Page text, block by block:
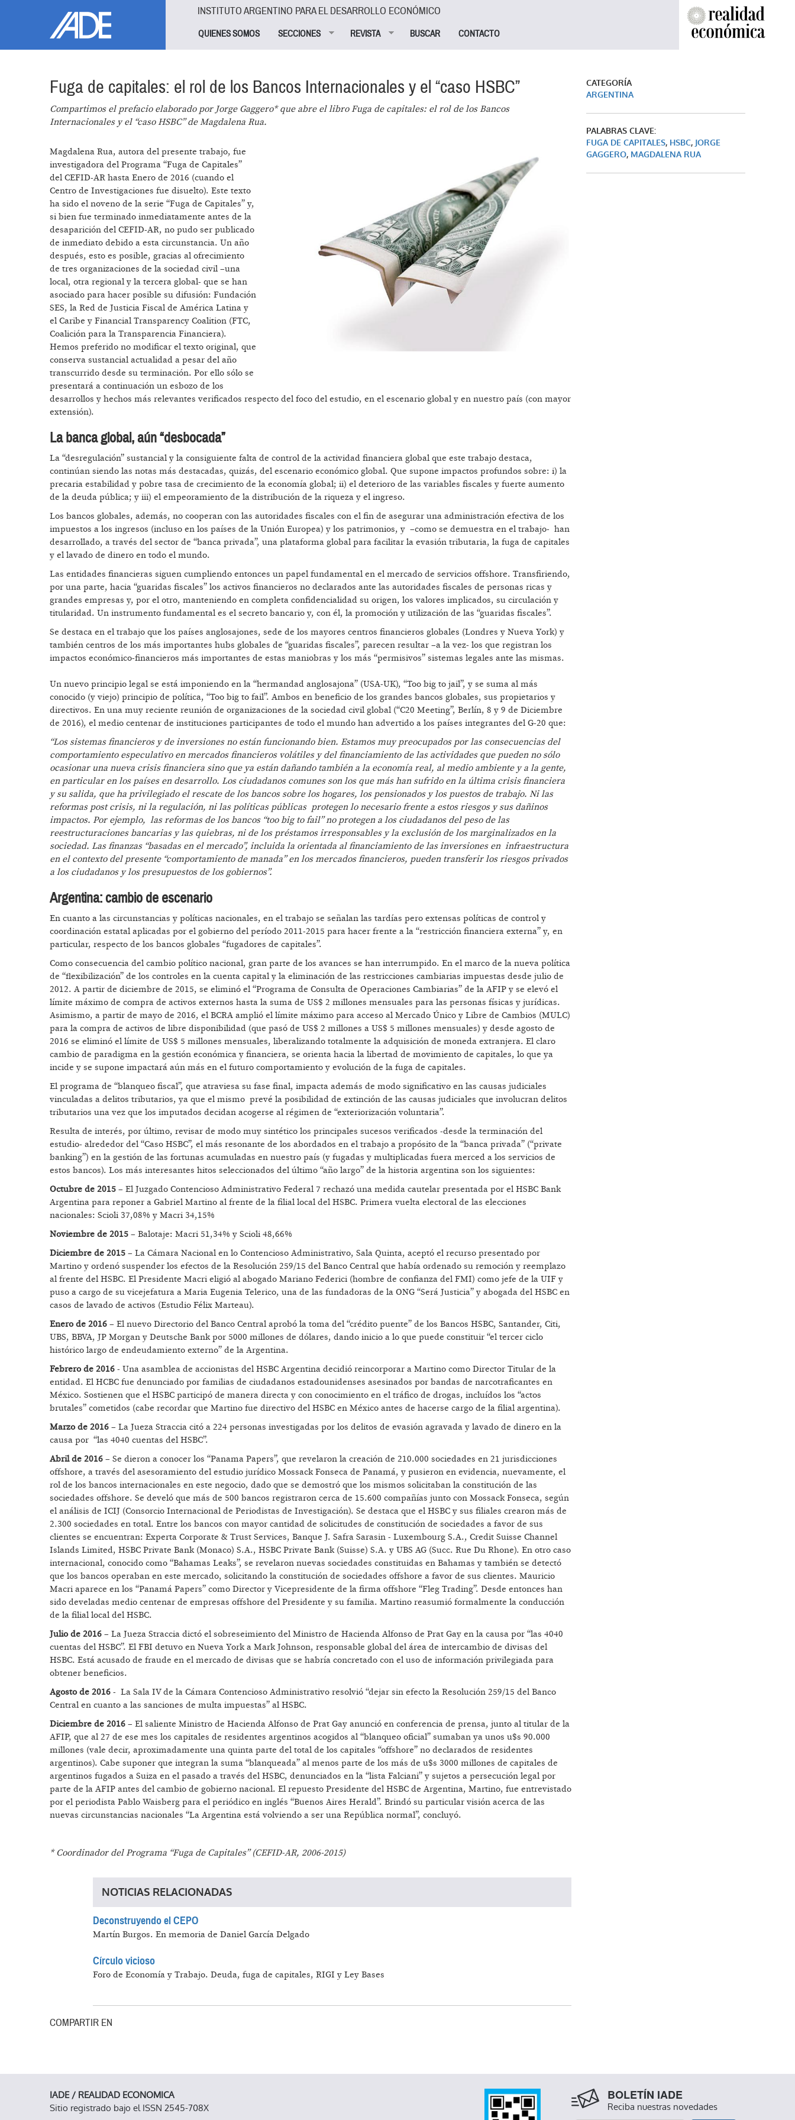
INSTITUTO ARGENTINO PARA EL DESARROLLO ECONÓMICO
QUIENES SOMOS SECCIONES REVISTA BUSCAR CONTACTO
Fuga de capitales: el rol de los Bancos Internacionales y el “caso HSBC”
Compartimos el prefacio elaborado por Jorge Gaggero* que abre el libroFuga de capitales: el rol de los Bancos
Internacionales y el “caso HSBC”de Magdalena Rua.
Magdalena Rua, autora del presente trabajo, fue
investigadora del Programa “Fuga de Capitales”
del CEFID-AR hasta Enero de 2016 (cuando el
Centro de Investigaciones fue disuelto). Este texto
ha sido el noveno de la serie “Fuga de Capitales” y,
si bien fue terminado inmediatamente antes de la
desaparición del CEFID-AR, no pudo ser publicado
de inmediato debido a esta circunstancia. Un año
después, esto es posible, gracias al ofrecimiento
de tres organizaciones de la sociedad civil –una
local, otra regional y la tercera global- que se han
asociado para hacer posible su difusión: Fundación
SES, la Red de Justicia Fiscal de América Latina y
el Caribe y Financial Transparency Coalition (FTC,
Coalición para la Transparencia Financiera).
Hemos preferido no modificar el texto original, que
conserva sustancial actualidad a pesar del año
transcurrido desde su terminación. Por ello sólo se
presentará a continuación un esbozo de los
desarrollos y hechos más relevantes verificados respecto del foco del estudio, en el escenario global y en nuestro país (con mayor
extensión).
La banca global, aún “desbocada”
La “desregulación” sustancial y la consiguiente falta de control de la actividad financiera global que este trabajo destaca,
continúan siendo las notas más destacadas, quizás, del escenario económico global. Que supone impactos profundos sobre: i) la
precaria estabilidad y pobre tasa de crecimiento de la economía global; ii) el deterioro de las variables fiscales y fuerte aumento
de la deuda pública; y iii) el empeoramiento de la distribución de la riqueza y el ingreso.
Los bancos globales, además, no cooperan con las autoridades fiscales con el fin de asegurar una administración efectiva de los
impuestos a los ingresos (incluso en los países de la Unión Europea) y los patrimonios, y –como se demuestra en el trabajo- han
desarrollado, a través del sector de “banca privada”, una plataforma global para facilitar la evasión tributaria, la fuga de capitales
y el lavado de dinero en todo el mundo.
Las entidades financieras siguen cumpliendo entonces un papel fundamental en el mercado de servicios offshore. Transfiriendo,
por una parte, hacia “guaridas fiscales” los activos financieros no declarados ante las autoridades fiscales de personas ricas y
grandes empresas y, por el otro, manteniendo en completa confidencialidad su origen, los valores implicados, su circulación y
titularidad. Un instrumento fundamental es el secreto bancario y, con él, la promoción y utilización de las “guaridas fiscales”.
Se destaca en el trabajo que los países anglosajones, sede de los mayores centros financieros globales (Londres y Nueva York) y
también centros de los más importantes hubs globales de “guaridas fiscales”, parecen resultar –a la vez- los que registran los
impactos económico-financieros más importantes de estas maniobras y los más “permisivos” sistemas legales ante las mismas.
Un nuevo principio legal se está imponiendo en la “hermandad anglosajona” (USA-UK), “Too big to jail”, y se suma al más
conocido (y viejo) principio de política, “Too big to fail”. Ambos en beneficio de los grandes bancos globales, sus propietarios y
directivos. En una muy reciente reunión de organizaciones de la sociedad civil global (“C20 Meeting”, Berlín, 8 y 9 de Diciembre
de 2016), el medio centenar de instituciones participantes de todo el mundo han advertido a los países integrantes del G-20 que:
“Los sistemas financieros y de inversiones no están funcionando bien. Estamos muy preocupados por las consecuencias del
comportamiento especulativo en mercados financieros volátiles y del financiamiento de las actividades que pueden no sólo
ocasionar una nueva crisis financiera sino que ya están dañando también a la economía real, al medio ambiente y a la gente,
en particular en los países en desarrollo. Los ciudadanos comunes son los que más han sufrido en la última crisis financiera
y su salida, que ha privilegiado el rescate de los bancos sobre los hogares, los pensionados y los puestos de trabajo. Ni las
reformas post crisis, ni la regulación, ni las políticas públicas protegen lo necesario frente a estos riesgos y sus dañinos
impactos. Por ejemplo, las reformas de los bancos “too big to fail” no protegen a los ciudadanos del peso de las
reestructuraciones bancarias y las quiebras, ni de los préstamos irresponsables y la exclusión de los marginalizados en la
sociedad. Las finanzas “basadas en el mercado”, incluida la orientada al financiamiento de las inversiones en infraestructura
en el contexto del presente “comportamiento de manada” en los mercados financieros, pueden transferir los riesgos privados
a los ciudadanos y los presupuestos de los gobiernos”.
Argentina: cambio de escenario
En cuanto a las circunstancias y políticas nacionales, en el trabajo se señalan las tardías pero extensas políticas de control y
coordinación estatal aplicadas por el gobierno del período 2011-2015 para hacer frente a la “restricción financiera externa” y, en
particular, respecto de los bancos globales “fugadores de capitales”.
Como consecuencia del cambio político nacional, gran parte de los avances se han interrumpido. En el marco de la nueva política
de “flexibilización” de los controles en la cuenta capital y la eliminación de las restricciones cambiarias impuestas desde julio de
2012. A partir de diciembre de 2015, se eliminó el “Programa de Consulta de Operaciones Cambiarias” de la AFIP y se elevó el
límite máximo de compra de activos externos hasta la suma de US$ 2 millones mensuales para las personas físicas y jurídicas.
Asimismo, a partir de mayo de 2016, el BCRA amplió el límite máximo para acceso al Mercado Único y Libre de Cambios (MULC)
para la compra de activos de libre disponibilidad (que pasó de US$ 2 millones a US$ 5 millones mensuales) y desde agosto de
2016 se eliminó el límite de US$ 5 millones mensuales, liberalizando totalmente la adquisición de moneda extranjera. El claro
cambio de paradigma en la gestión económica y financiera, se orienta hacia la libertad de movimiento de capitales, lo que ya
incide y se supone impactará aún más en el futuro comportamiento y evolución de la fuga de capitales.
El programa de “blanqueo fiscal”, que atraviesa su fase final, impacta además de modo significativo en las causas judiciales
vinculadas a delitos tributarios, ya que el mismo prevé la posibilidad de extinción de las causas judiciales que involucran delitos
tributarios una vez que los imputados decidan acogerse al régimen de “exteriorización voluntaria”.
Resulta de interés, por último, revisar de modo muy sintético los principales sucesos verificados -desde la terminación del
estudio- alrededor del “Caso HSBC”, el más resonante de los abordados en el trabajo a propósito de la “banca privada” (“private
banking”) en la gestión de las fortunas acumuladas en nuestro país (y fugadas y multiplicadas fuera merced a los servicios de
estos bancos). Los más interesantes hitos seleccionados del último “año largo” de la historia argentina son los siguientes:
Octubre de 2015 – El Juzgado Contencioso Administrativo Federal 7 rechazó una medida cautelar presentada por el HSBC Bank
Argentina para reponer a Gabriel Martino al frente de la filial local del HSBC. Primera vuelta electoral de las elecciones
nacionales: Scioli 37,08% y Macri 34,15%
Noviembre de 2015 – Balotaje: Macri 51,34% y Scioli 48,66%
Diciembre de 2015 – La Cámara Nacional en lo Contencioso Administrativo, Sala Quinta, aceptó el recurso presentado por
Martino y ordenó suspender los efectos de la Resolución 259/15 del Banco Central que había ordenado su remoción y reemplazo
al frente del HSBC. El Presidente Macri eligió al abogado Mariano Federici (hombre de confianza del FMI) como jefe de la UIF y
puso a cargo de su vicejefatura a Maria Eugenia Telerico, una de las fundadoras de la ONG “Será Justicia” y abogada del HSBC en
casos de lavado de activos (Estudio Félix Marteau).
Enero de 2016 – El nuevo Directorio del Banco Central aprobó la toma del “crédito puente” de los Bancos HSBC, Santander, Citi,
UBS, BBVA, JP Morgan y Deutsche Bank por 5000 millones de dólares, dando inicio a lo que puede constituir “el tercer ciclo
histórico largo de endeudamiento externo” de la Argentina.
Febrero de 2016 - Una asamblea de accionistas del HSBC Argentina decidió reincorporar a Martino como Director Titular de la
entidad. El HCBC fue denunciado por familias de ciudadanos estadounidenses asesinados por bandas de narcotraficantes en
México. Sostienen que el HSBC participó de manera directa y con conocimiento en el tráfico de drogas, incluídos los “actos
brutales” cometidos (cabe recordar que Martino fue directivo del HSBC en México antes de hacerse cargo de la filial argentina).
Marzo de 2016 – La Jueza Straccia citó a 224 personas investigadas por los delitos de evasión agravada y lavado de dinero en la
causa por “las 4040 cuentas del HSBC”.
Abril de 2016 – Se dieron a conocer los “Panama Papers”, que revelaron la creación de 210.000 sociedades en 21 jurisdicciones
offshore, a través del asesoramiento del estudio jurídico Mossack Fonseca de Panamá, y pusieron en evidencia, nuevamente, el
rol de los bancos internacionales en este negocio, dado que se demostró que los mismos solicitaban la constitución de las
sociedades offshore. Se develó que más de 500 bancos registraron cerca de 15.600 compañías junto con Mossack Fonseca, según
el análisis de ICIJ (Consorcio Internacional de Periodistas de Investigación). Se destaca que el HSBC y sus filiales crearon más de
2.300 sociedades en total. Entre los bancos con mayor cantidad de solicitudes de constitución de sociedades a favor de sus
clientes se encuentran: Experta Corporate & Trust Services, Banque J. Safra Sarasin - Luxembourg S.A., Credit Suisse Channel
Islands Limited, HSBC Private Bank (Monaco) S.A., HSBC Private Bank (Suisse) S.A. y UBS AG (Succ. Rue Du Rhone). En otro caso
internacional, conocido como “Bahamas Leaks”, se revelaron nuevas sociedades constituidas en Bahamas y también se detectó
que los bancos operaban en este mercado, solicitando la constitución de sociedades offshore a favor de sus clientes. Mauricio
Macri aparece en los “Panamá Papers” como Director y Vicepresidente de la firma offshore “Fleg Trading”. Desde entonces han
sido develadas medio centenar de empresas offshore del Presidente y su familia. Martino reasumió formalmente la conducción
de la filial local del HSBC.
Julio de 2016 – La Jueza Straccia dictó el sobreseimiento del Ministro de Hacienda Alfonso de Prat Gay en la causa por “las 4040
cuentas del HSBC”. El FBI detuvo en Nueva York a Mark Johnson, responsable global del área de intercambio de divisas del
HSBC. Está acusado de fraude en el mercado de divisas que se habría concretado con el uso de información privilegiada para
obtener beneficios.
Agosto de 2016 - La Sala IV de la Cámara Contencioso Administrativo resolvió “dejar sin efecto la Resolución 259/15 del Banco
Central en cuanto a las sanciones de multa impuestas” al HSBC.
Diciembre de 2016 – El saliente Ministro de Hacienda Alfonso de Prat Gay anunció en conferencia de prensa, junto al titular de la
AFIP, que al 27 de ese mes los capitales de residentes argentinos acogidos al “blanqueo oficial” sumaban ya unos u$s 90.000
millones (vale decir, aproximadamente una quinta parte del total de los capitales “offshore” no declarados de residentes
argentinos). Cabe suponer que integran la suma “blanqueada” al menos parte de los más de u$s 3000 millones de capitales de
argentinos fugados a Suiza en el pasado a través del HSBC, denunciados en la “lista Falciani” y sujetos a persecución legal por
parte de la AFIP antes del cambio de gobierno nacional. El repuesto Presidente del HSBC de Argentina, Martino, fue entrevistado
por el periodista Pablo Waisberg para el periódico en inglés “Buenos Aires Herald”. Brindó su particular visión acerca de las
nuevas circunstancias nacionales “La Argentina está volviendo a ser una República normal”, concluyó.
* Coordinador del Programa “Fuga de Capitales” (CEFID-AR, 2006-2015)
NOTICIAS RELACIONADAS
Deconstruyendo el CEPO
Martín Burgos. En memoria de Daniel García Delgado
Círculo vicioso
Foro de Economía y Trabajo. Deuda, fuga de capitales, RIGI y Ley Bases
COMPARTIR EN
CATEGORÍA
ARGENTINA
PALABRAS CLAVE:
FUGA DE CAPITALES, HSBC, JORGE
GAGGERO, MAGDALENA RUA
IADE / REALIDAD ECONOMICA
Sitio registrado bajo el ISSN 2545-708X
BOLETÍN IADE
Reciba nuestras novedades